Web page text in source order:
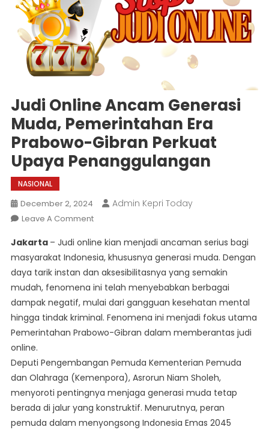
Judi Online Ancam Generasi
Muda, Pemerintahan Era
Prabowo-Gibran Perkuat
Upaya Penanggulangan
NASIONAL
December 2, 2024 Admin Kepri Today
Leave A CommentOn
Online
Ancam
Generasi
Muda,
Pemerintahan
Era
Prabowo-
Upaya
Penanggulangan
Jakarta – Judi online kian menjadi ancaman serius bagi
masyarakat Indonesia, khususnya generasi muda. Dengan
daya tarik instan dan aksesibilitasnya yang semakin
mudah, fenomena ini telah menyebabkan berbagai
dampak negatif, mulai dari gangguan kesehatan mental
hingga tindak kriminal. Fenomena ini menjadi fokus utama
Pemerintahan Prabowo-Gibran dalam memberantas judi
online.
Deputi Pengembangan Pemuda Kementerian Pemuda
dan Olahraga (Kemenpora), Asrorun Niam Sholeh,
menyoroti pentingnya menjaga generasi muda tetap
berada di jalur yang konstruktif. Menurutnya, peran
pemuda dalam menyongsong Indonesia Emas 2045